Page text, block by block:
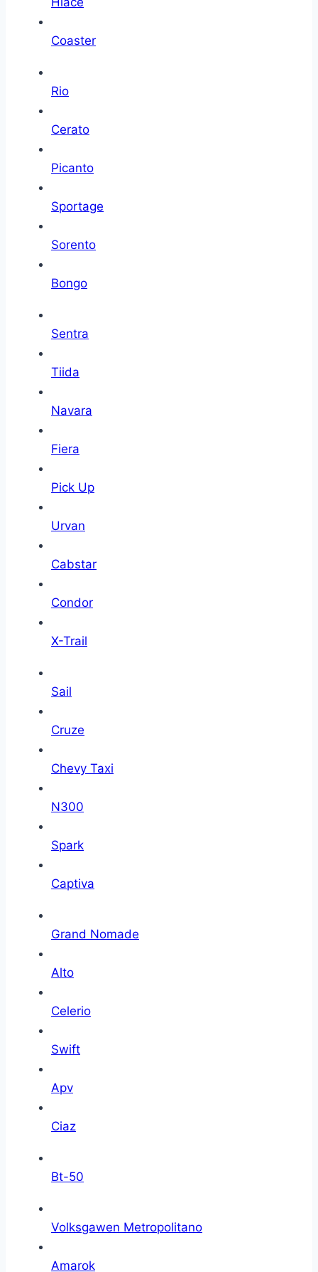
Coaster
Rio
Cerato
Picanto
Sportage
Sorento
Bongo
Sentra
Tiida
Navara
Fiera
Pick Up
Urvan
Cabstar
Condor
X-Trail
Sail
Cruze
Chevy Taxi
N300
Spark
Captiva
Grand Nomade
Alto
Celerio
Swift
Apv
Ciaz
Bt-50
Volksgawen Metropolitano
Amarok